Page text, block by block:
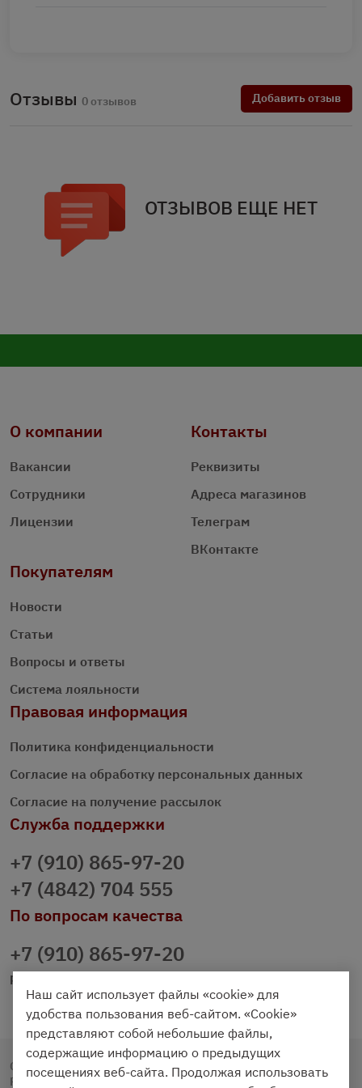
Отзывы 0 отзывов Добавить отзыв
ОТЗЫВОВ ЕЩЕ НЕТ
О компании
Вакансии
Сотрудники
Лицензии
Контакты
Реквизиты
Адреса магазинов
Телеграм
ВКонтакте
Покупателям
Новости
Статьи
Вопросы и ответы
Система лояльности
Правовая информация
Политика конфиденциальности
Согласие на обработку персональных данных
Согласие на получение рассылок
Служба поддержки
+7 (910) 865-97-20
+7 (4842) 704 555
По вопросам качества
+7 (910) 865-97-20
prazdnichniy40@palmi.ru
Copyright © 2020 - 2026. Праздничный Стол.
Разработка и продвижение - Vegas Studio
Наш сайт использует файлы «cookie» для
удобства пользования веб-сайтом. «Cookie»
представляют собой небольшие файлы,
содержащие информацию о предыдущих
посещениях веб-сайта. Продолжая использовать